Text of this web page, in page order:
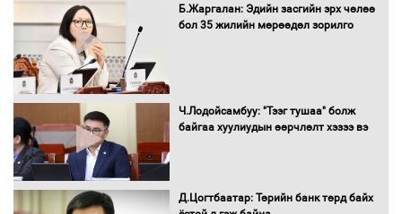
С.Амарсайхан: Иргэдийг хохироосон
ААН-ийн нуугтмал хөрөнгийг
Н.Номтойбаяр: Аймгуудад тулгамдаж
Б.Жаргалан: Эдийн засгийн эрх чөлөө
бол 35 жилийн мөрөөдөл зорилго
Ч.Лодойсамбуу: "Тээг тушаа" болж
байгаа хуулиудын өөрчлөлт хэзээ вэ
Д.Цогтбаатар: Төрийн банк төрд байх